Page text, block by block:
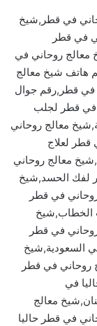
في قطر,شيخ
في قطر
روحاني في
هاتف شيخ معالج
في قطر,رقم جوال
في قطر لجلب
معالج روحاني
قطر لعلاج
معالج روحاني
لفك الحسد,شيخ
في قطر
الخطاب,شيخ
في قطر
السعودية,شيخ
روحاني في قطر
في
معالج
في قطر حاليا